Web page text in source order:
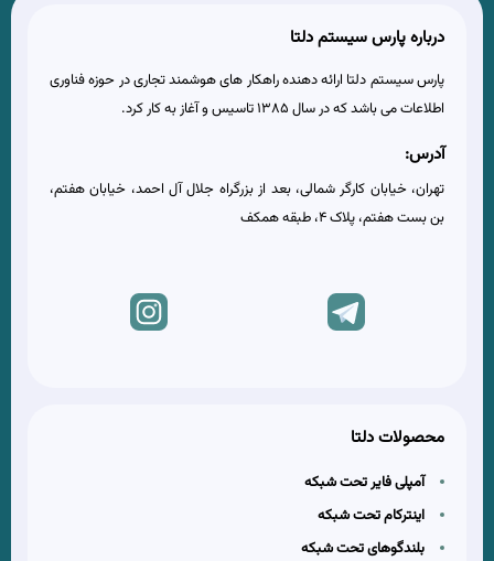
درباره پارس سیستم دلتا
پارس سیستم دلتا ارائه دهنده راهکار های هوشمند تجاری در حوزه فناوری
اطلاعات می باشد که در سال 1385 تاسیس و آغاز به کار کرد.
آدرس:
تهران، خیابان کارگر شمالی، بعد از بزرگراه جلال آل احمد، خیابان هفتم،
بن بست هفتم، پلاک 4، طبقه همکف
محصولات دلتا
آمپلی فایر تحت شبکه
اینترکام تحت شبکه
بلندگوهای تحت شبکه